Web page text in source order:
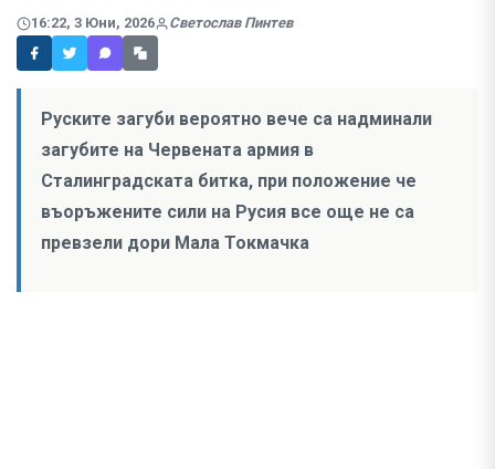
16:22, 3 Юни, 2026 Светослав Пинтев
Руските загуби вероятно вече са надминали
загубите на Червената армия в
Сталинградската битка, при положение че
въоръжените сили на Русия все още не са
превзели дори Мала Токмачка